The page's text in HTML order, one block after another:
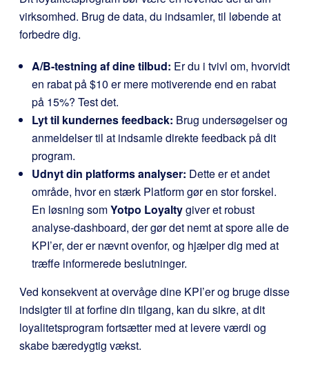
virksomhed. Brug de data, du indsamler, til løbende at
forbedre dig.
A/B-testning af dine tilbud: Er du i tvivl om, hvorvidt
en rabat på $10 er mere motiverende end en rabat
på 15%? Test det.
Lyt til kundernes feedback: Brug undersøgelser og
anmeldelser til at indsamle direkte feedback på dit
program.
Udnyt din platforms analyser: Dette er et andet
område, hvor en stærk Platform gør en stor forskel.
En løsning somYotpo Loyaltygiver et robust
analyse-dashboard, der gør det nemt at spore alle de
KPI’er, der er nævnt ovenfor, og hjælper dig med at
træffe informerede beslutninger.
Ved konsekvent at overvåge dine KPI’er og bruge disse
indsigter til at forfine din tilgang, kan du sikre, at dit
loyalitetsprogram fortsætter med at levere værdi og
skabe bæredygtig vækst.